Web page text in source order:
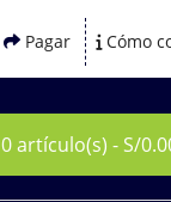
Pagar Cómo
0 artículo(s) - S/